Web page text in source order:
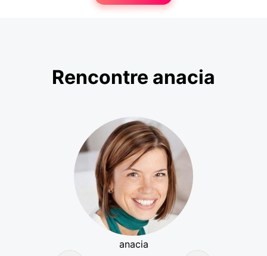
Rencontre anacia
anacia